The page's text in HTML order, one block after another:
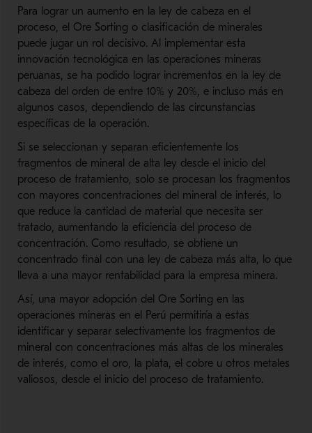
Para lograr un aumento en la ley de cabeza en el
proceso, el Ore Sorting o clasificación de minerales
puede jugar un rol decisivo. Al implementar esta
innovación tecnológica en las operaciones mineras
peruanas, se ha podido lograr incrementos en la ley de
cabeza del orden de entre 10% y 20%, e incluso más en
algunos casos, dependiendo de las circunstancias
específicas de la operación.
Si se seleccionan y separan eficientemente los
fragmentos de mineral de alta ley desde el inicio del
proceso de tratamiento, solo se procesan los fragmentos
con mayores concentraciones del mineral de interés, lo
que reduce la cantidad de material que necesita ser
tratado, aumentando la eficiencia del proceso de
concentración. Como resultado, se obtiene un
concentrado final con una ley de cabeza más alta, lo que
lleva a una mayor rentabilidad para la empresa minera.
Así, una mayor adopción del Ore Sorting en las
operaciones mineras en el Perú permitiría a estas
identificar y separar selectivamente los fragmentos de
mineral con concentraciones más altas de los minerales
de interés, como el oro, la plata, el cobre u otros metales
valiosos, desde el inicio del proceso de tratamiento.